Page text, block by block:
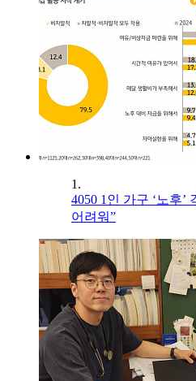
1.
4050 1인 가구 ‘노후’
어려워”